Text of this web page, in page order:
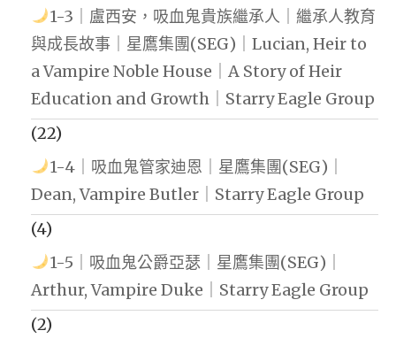
1-3｜盧西安，吸血鬼貴族繼承人｜繼承人教育
與成長故事｜星鷹集團(SEG)｜Lucian, Heir to
a Vampire Noble House｜A Story of Heir
Education and Growth｜Starry Eagle Group
(22)
1-4｜吸血鬼管家迪恩｜星鷹集團(SEG)｜
Dean, Vampire Butler｜Starry Eagle Group
(4)
1-5｜吸血鬼公爵亞瑟｜星鷹集團(SEG)｜
Arthur, Vampire Duke｜Starry Eagle Group
(2)